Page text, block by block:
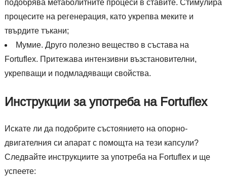
подобрява метаболитните процеси в ставите. Стимулира
процесите на регенерация, като укрепва меките и
твърдите тъкани;
Мумие. Друго полезно вещество в състава на
Fortuflex. Притежава интензивни възстановителни,
укрепващи и подмладяващи свойства.
Инструкции за употреба на Fortuflex
Искате ли да подобрите състоянието на опорно-
двигателния си апарат с помощта на тези капсули?
Следвайте инструкциите за употреба на Fortuflex и ще
успеете: